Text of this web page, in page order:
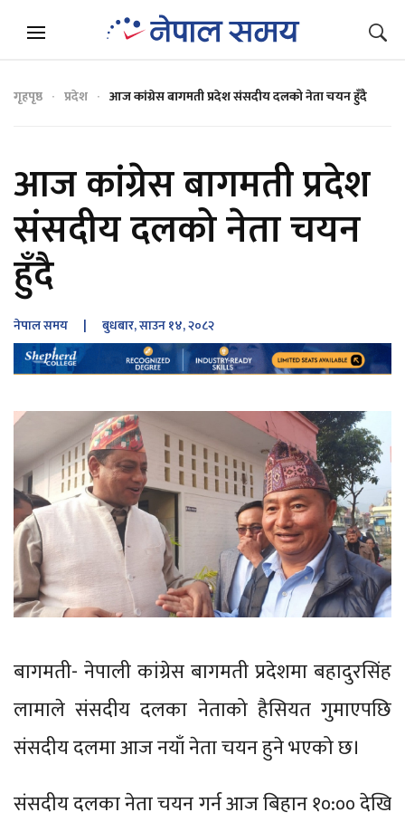
गृहपृष्ठ प्रदेश आज कांग्रेस बागमती प्रदेश संसदीय दलको नेता चयन हुँदै
आज कांग्रेस बागमती प्रदेश
संसदीय दलको नेता चयन
हुँदै
नेपाल समय | बुधबार, साउन १४, २०८२
बागमती- नेपाली कांग्रेस बागमती प्रदेशमा बहादुरसिंह
लामाले संसदीय दलका नेताको हैसियत गुमाएपछि
संसदीय दलमा आज नयाँ नेता चयन हुने भएको छ।
संसदीय दलका नेता चयन गर्न आज बिहान १०:०० देखि